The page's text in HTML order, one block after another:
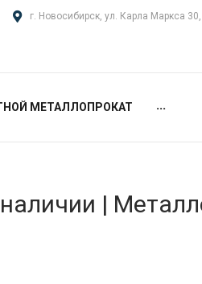
г. Новосибирск, ул. Карла Маркса
МЕТАЛЛОПРОКАТ ...
|